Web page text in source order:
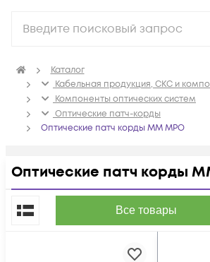
Каталог
Кабельная продукция, СКС и
Компоненты оптических систем
Оптические патч-корды
Оптические патч корды MM MPO
Оптические патч корды
Все товары
По популярности